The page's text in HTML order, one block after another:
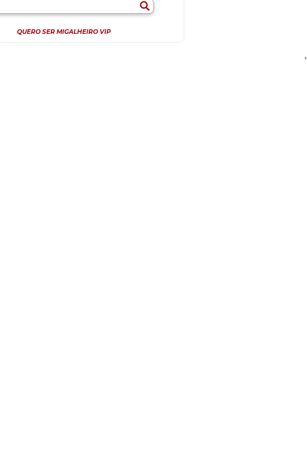
QUERO SER MIGALHEIRO VIP